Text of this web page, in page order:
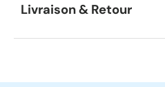
Livraison & Retour